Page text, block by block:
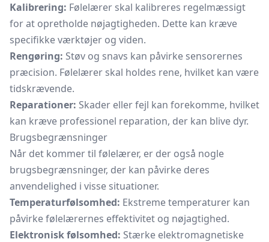
Kalibrering: Følelærer skal kalibreres regelmæssigt
for at opretholde nøjagtigheden. Dette kan kræve
specifikke værktøjer og viden.
Rengøring: Støv og snavs kan påvirke sensorernes
præcision. Følelærer skal holdes rene, hvilket kan være
tidskrævende.
Reparationer: Skader eller fejl kan forekomme, hvilket
kan kræve professionel reparation, der kan blive dyr.
Brugsbegrænsninger
Når det kommer til følelærer, er der også nogle
brugsbegrænsninger, der kan påvirke deres
anvendelighed i visse situationer.
Temperaturfølsomhed: Ekstreme temperaturer kan
påvirke følelærernes effektivitet og nøjagtighed.
Elektronisk følsomhed: Stærke elektromagnetiske